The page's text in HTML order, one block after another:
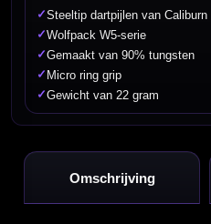
✓Steeltip dartpijlen van Caliburn
✓Wolfpack W5-serie
✓Gemaakt van 90% tungsten
✓ Micro ring grip
✓Gewicht van 22 gram
Omschrijving